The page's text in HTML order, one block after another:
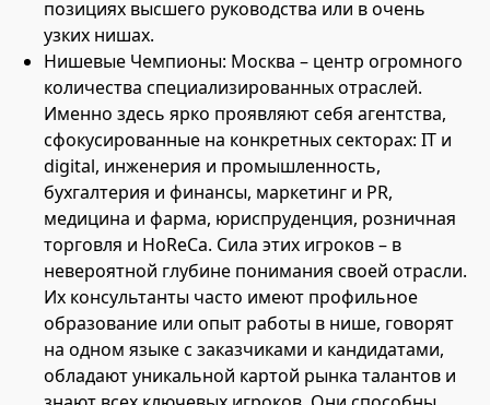
позициях высшего руководства или в очень
узких нишах.
Нишевые Чемпионы: Москва – центр огромного
количества специализированных отраслей.
Именно здесь ярко проявляют себя агентства,
сфокусированные на конкретных секторах: IT и
digital, инженерия и промышленность,
бухгалтерия и финансы, маркетинг и PR,
медицина и фарма, юриспруденция, розничная
торговля и HoReCa. Сила этих игроков – в
невероятной глубине понимания своей отрасли.
Их консультанты часто имеют профильное
образование или опыт работы в нише, говорят
на одном языке с заказчиками и кандидатами,
обладают уникальной картой рынка талантов и